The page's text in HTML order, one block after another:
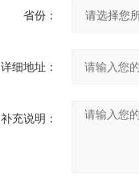
省份：
详细地址：
补充说明：